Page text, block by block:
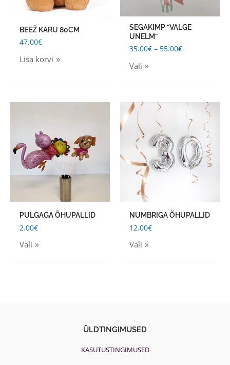
BEEŽ KARU 80CM
47.00€
Lisa korvi
SEGAKIMP “VALGE
UNELM”
35.00€ – 55.00€
Vali
options
may
be
chosen
page
PULGAGA ÕHUPALLID
2.00€
Vali
has
multiple
variants.
The
be
on
NUMBRIGA ÕHUPALLID
12.00€
Vali
This
product
has
multiple
variants.
The
be
chosen
on
ÜLDTINGIMUSED
KASUTUSTINGIMUSED